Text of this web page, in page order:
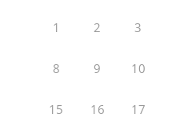
1 2 3
8 9 10
15 16 17